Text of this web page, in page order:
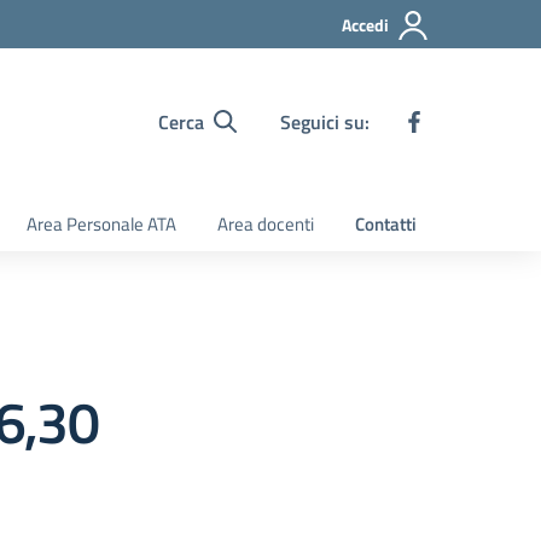
Accedi
Cerca Seguici su:
Area Personale ATA Area docenti Contatti